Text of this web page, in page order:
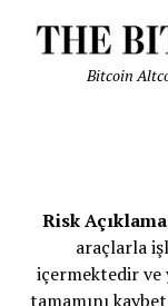
Bitcoin
Risk
araçlarla
içermektedir ve
tamamını